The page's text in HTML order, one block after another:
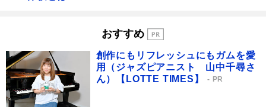
おすすめ
創作にもリフレッシュにもガムを愛
用（ジャズピアニスト 山中千尋さ
ん）【LOTTE TIMES】
PR